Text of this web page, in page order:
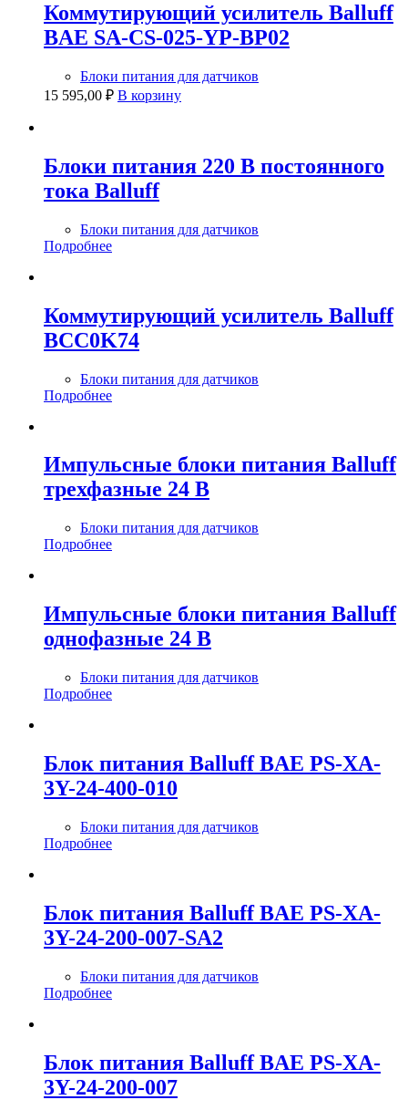
Коммутирующий усилитель Balluff
BAE SA-CS-025-YP-BP02
Блоки питания для датчиков
15 595,00 ₽ В корзину
Блоки питания 220 В постоянного
тока Balluff
Блоки питания для датчиков
Подробнее
Коммутирующий усилитель Balluff
BCC0K74
Блоки питания для датчиков
Подробнее
Импульсные блоки питания Balluff
трехфазные 24 В
Блоки питания для датчиков
Подробнее
Импульсные блоки питания Balluff
однофазные 24 В
Блоки питания для датчиков
Подробнее
Блок питания Balluff BAE PS-XA-
3Y-24-400-010
Блоки питания для датчиков
Подробнее
Блок питания Balluff BAE PS-XA-
3Y-24-200-007-SA2
Блоки питания для датчиков
Подробнее
Блок питания Balluff BAE PS-XA-
3Y-24-200-007